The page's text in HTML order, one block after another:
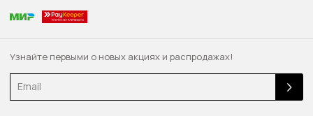
Узнайте первыми о новых акциях и распродажах!
Email